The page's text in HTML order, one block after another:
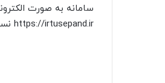
سامانه به صورت
https://irtusepand.ir نسبت به ثبت نام و انتخاب سرویس مورد نظر خود اقدام کنند.